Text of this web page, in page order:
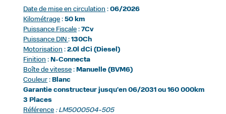
Date de mise en circulation :06/2026
Kilométrage :50 km
Puissance Fiscale :7Cv
Puissance DIN:130Ch
Motorisation :2.0l dCi (Diesel)
Finition : N-Connecta
Boîte de vitesse : Manuelle (BVM6)
Couleur : Blanc
Garantie constructeur jusqu'en 06/2031 ou 160 000km
3 Places
Référence : LM5000504-505